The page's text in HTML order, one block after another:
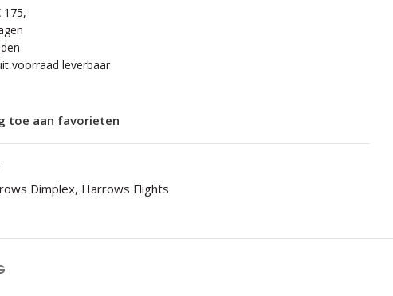
175,-
voorraad leverbaar
toe aan favorieten
Dimplex, Harrows Flights